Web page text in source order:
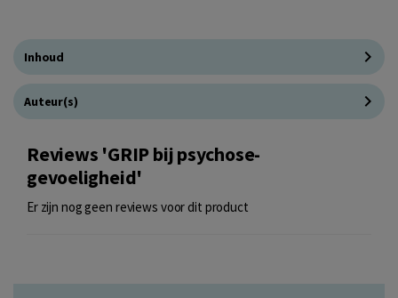
Inhoud
Auteur(s)
Reviews 'GRIP bij psychose-
gevoeligheid'
Er zijn nog geen reviews voor dit product